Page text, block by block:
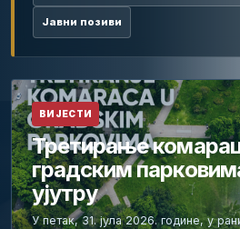
Јавни позиви
ВИЈЕСТИ
Третирање
градским
ујутру
У петак, 31. јула 2026. године, у